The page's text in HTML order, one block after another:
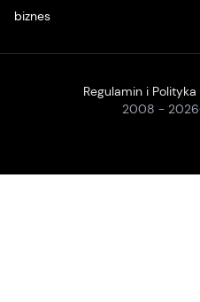
biznes
2008 - 2026
Regulamin i